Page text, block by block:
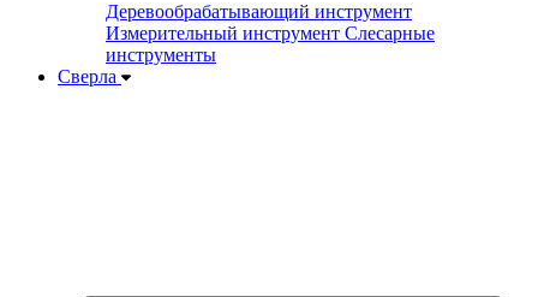
Деревообрабатывающий инструмент
Измерительный инструмент Слесарные
инструменты
Сверла